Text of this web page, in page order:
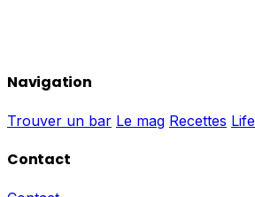
Navigation
Trouver un bar Le mag Recettes
Contact